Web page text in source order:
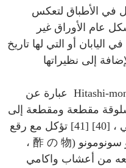
في الأطباق لتعكس
عام الأوراق غير
اليابان أو التي لها تاريخ
إلى نظيراتها
إن o-Hitashi أو Hitashi-mono (お ひ た し) عبارة عن
مقطعة ومقطعة إلى
الحجم ، مغموسة في مرق داشي ، [40] [41] تؤكل مع رقع
من صلصة الصويا. عنصر آخر هو سونومونو (酢 の 物 ،
من أعشاب واكامي